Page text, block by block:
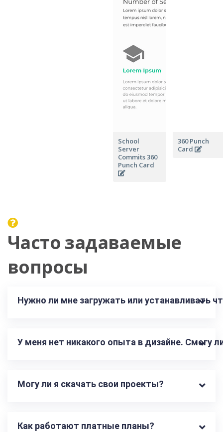
School
Server
Commits 360
Punch Card
360 Punch
Card
Часто задаваемые
вопросы
Нужно ли мне загружать или устанавливать
У меня нет никакого опыта в дизайне. Смогу
Могу ли я скачать свои проекты?
Как работают платные планы?